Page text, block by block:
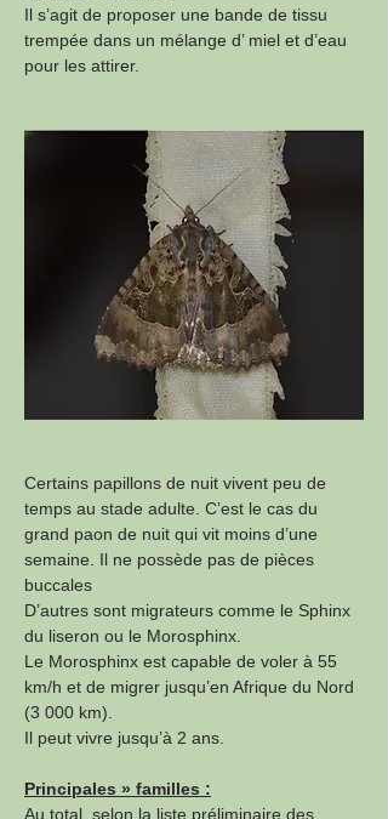
Il s’agit de proposer une bande de tissu
trempée dans un mélange d’ miel et d’eau
pour les attirer.
Certains papillons de nuit vivent peu de
temps au stade adulte. C’est le cas du
grand paon de nuit qui vit moins d’une
semaine. Il ne possède pas de pièces
buccales
D’autres sont migrateurs comme le Sphinx
du liseron ou le Morosphinx.
Le Morosphinx est capable de voler à 55
km/h et de migrer jusqu’en Afrique du Nord
(3 000 km).
Il peut vivre jusqu’à 2 ans.
Principales » familles :
Au total, selon la liste préliminaire des